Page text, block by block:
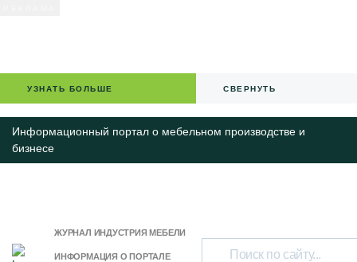
УЗНАТЬ БОЛЬШЕ СВЕРНУТЬ
Информационный портал о мебельном производстве и
бизнесе
ЖУРНАЛ ИНДУСТРИЯ МЕБЕЛИ
ИНФОРМАЦИЯ О ПОРТАЛЕ